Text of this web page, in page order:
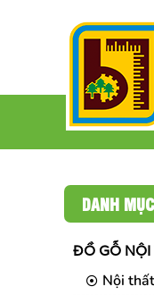
DANH
ĐỒ GỖ NỘI
Nội